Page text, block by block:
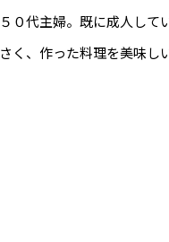
５０代主婦。既に成人して
さく、作った料理を美味